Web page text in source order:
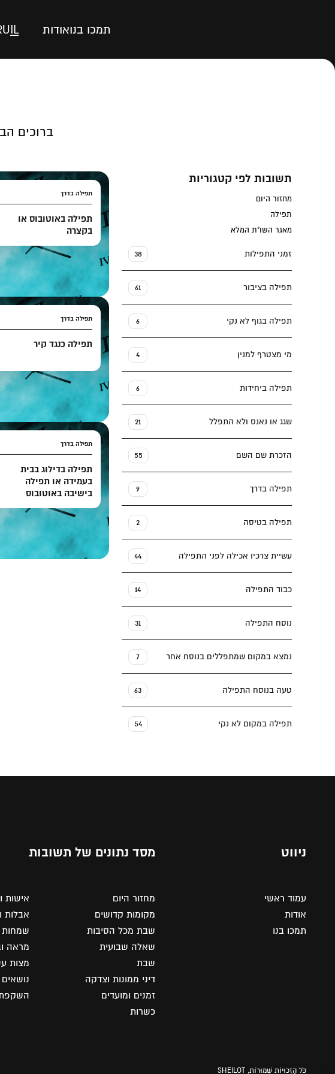
תמכו בנואודות IL
ברוכים
תשובות לפי קטגוריות
מחזור היום
תפילה
מאגר השו"ת המלא
זמני התפילות 38
תפילה בציבור 61
תפילה בגוף לא נקי 6
מי מצטרף למנין 4
תפילה ביחידות 6
שגג או נאנס ולא התפלל 21
הזכרת שם השם 55
תפילה בדרך 9
תפילה בטיסה 2
עשיית צרכיו אכילה לפני התפילה 44
כבוד התפילה 14
נוסח התפילה 31
נמצא במקום שמתפללים בנוסח אחר 7
טעה בנוסח התפילה 63
תפילה במקום לא נקי 54
תפילה בדרך
תפילה באוטובוס או
בקצרה
תפילה בדרך
תפילה כנגד קיר
תפילה בדרך
תפילה בדילוג בבית
בעמידה או תפילה
בישיבה באוטובוס
ניווט
עמוד ראשי
אודות
תמכו בנו
מסד נתונים של תשובות
מחזור היום
מקומות קדושים
שבת מכל הסיבות
שאלה שבועית
שבת
דיני ממונות וצדקה
זמנים ומועדים
כשרות
אישות
אבלות
שמחות
מראה
מצות
כֹּל הַזְכוּיוֹת שְׁמוּרוֹת, SHEILOT